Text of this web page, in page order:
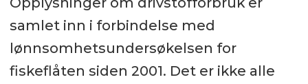
samlet inn i forbindelse med
lønnsomhetsundersøkelsen for
fiskeflåten siden 2001. Det er ikke alle